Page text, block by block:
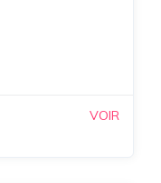
VOIR